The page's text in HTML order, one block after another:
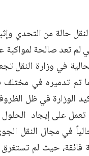
حالة من التحدي
تعد صالحة لمواكبة
في وزارة
تم تدميره في
الوزارة في ظل
تعمل على إيجاد
في مجال النقل